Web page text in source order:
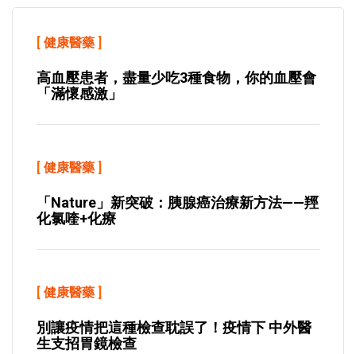
[ 健康醫藥 ]
高血壓患者，盡量少吃3種食物，你的血壓會
「滿懷感激」
[ 健康醫藥 ]
「Nature」新突破：胰腺癌治療新方法——羥
化氯喹+化療
[ 健康醫藥 ]
別讓疫情把這種檢查耽誤了！疫情下 中外醫
生支招胃鏡檢查